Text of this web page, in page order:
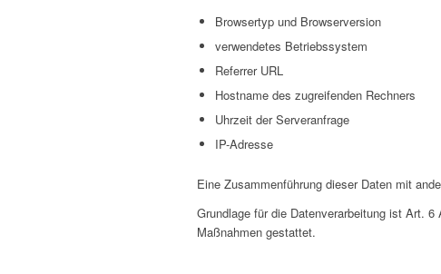
Browsertyp und Browserversion
verwendetes Betriebssystem
Referrer URL
Hostname des zugreifenden Rechners
Uhrzeit der Serveranfrage
IP-Adresse
Eine Zusammenführung dieser Daten mit
Grundlage für die Datenverarbeitung ist Art.
Maßnahmen gestattet.